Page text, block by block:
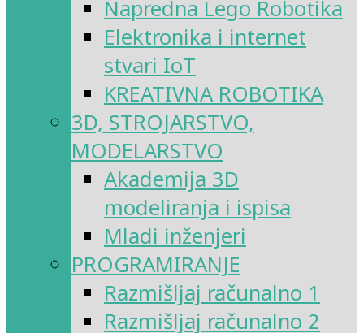
Napredna Lego Robotika
Elektronika i internet
stvari IoT
KREATIVNA ROBOTIKA
3D, STROJARSTVO,
MODELARSTVO
Akademija 3D
modeliranja i ispisa
Mladi inženjeri
PROGRAMIRANJE
Razmišljaj računalno 1
Razmišljaj računalno 2